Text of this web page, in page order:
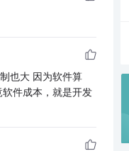
也大 因为软件算
件成本，就是开发